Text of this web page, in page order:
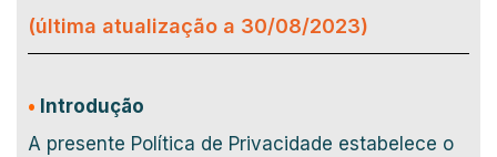
(última atualização a 30/08/2023)
• Introdução
A presente Política de Privacidade estabelece o